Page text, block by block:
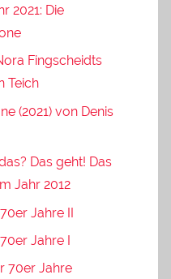
2021: Die
Fingscheidts
Teich
(2021) von Denis
Das geht! Das
Jahr 2012
Jahre II
Jahre I
70er Jahre